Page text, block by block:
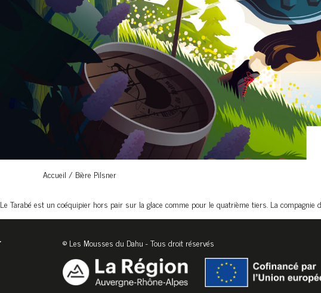
Accueil / Bière Pilsner
Le Tarabé est un coéquipier hors pair sur la glace comme pour le quatrième tiers. La
© Les Mousses du Dahu - Tous droit réservés